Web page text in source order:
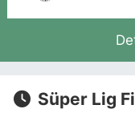
Süper Lig